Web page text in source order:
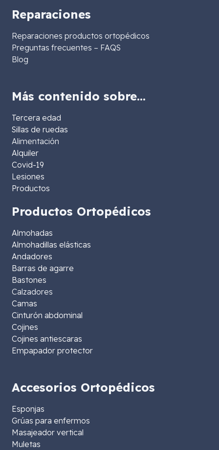
Reparaciones
Reparaciones productos ortopédicos
Preguntas frecuentes – FAQS
Blog
Más contenido sobre…
Tercera edad
Sillas de ruedas
Alimentación
Alquiler
Covid-19
Lesiones
Productos
Productos Ortopédicos
Almohadas
Almohadillas elásticas
Andadores
Barras de agarre
Bastones
Calzadores
Camas
Cinturón abdominal
Cojines
Cojines antiescaras
Empapador protector
Accesorios Ortopédicos
Esponjas
Grúas para enfermos
Masajeador vertical
Muletas